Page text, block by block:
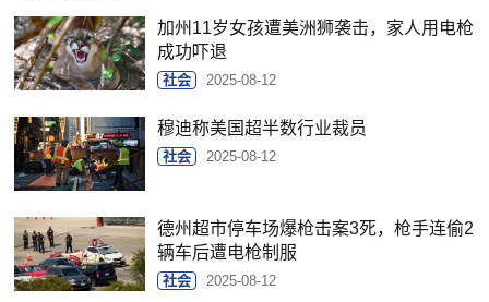
加州11岁女孩遭美洲狮袭击，家人用电枪
成功吓退
社会 2025-08-12
穆迪称美国超半数行业裁员
社会 2025-08-12
德州超市停车场爆枪击案3死，枪手连偷2
辆车后遭电枪制服
社会 2025-08-12